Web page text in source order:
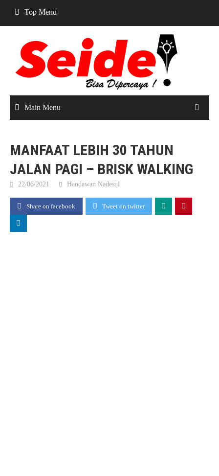
content
Top Menu
Main Menu
MANFAAT LEBIH 30 TAHUN
JALAN PAGI – BRISK WALKING
22/06/2021 Handawan Nadesul
Share on facebook Tweet on twitter